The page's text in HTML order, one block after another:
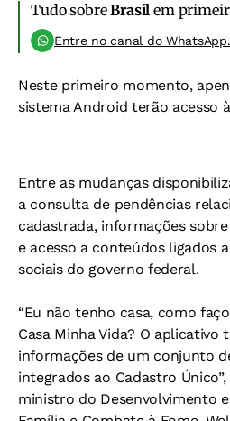
Tudo sobreBrasil em
Entre no canal do WhatsApp.
Neste primeiro momento,
sistema Android terão acesso
Entre as mudanças
a consulta de pendências
cadastrada, informações
e acesso a conteúdos ligados
sociais do governo federal.
“Eu não tenho casa, como
Casa Minha Vida? O aplicativo
informações de um conjunto
integrados ao Cadastro
ministro do Desenvolvimento